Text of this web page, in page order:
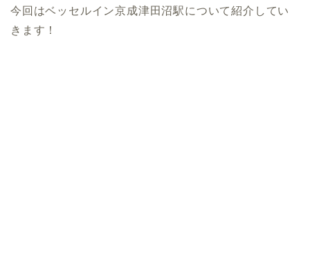
今回はベッセルイン京成津田沼駅について紹介してい
きます！